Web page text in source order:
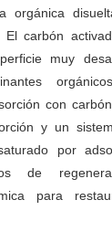
orgánica
carbón
muy
con
y un
por
de
para